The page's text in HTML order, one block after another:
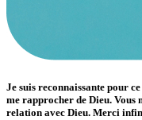
Je suis reconnaissante pour
me rapprocher de Dieu.
relation avec Dieu. Merci